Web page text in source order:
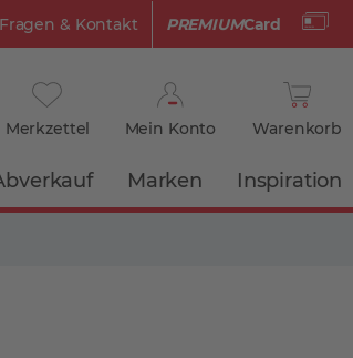
PREMIUMCard
& Kontakt
Merkzettel Mein Konto Warenkorb
Marken Inspiration